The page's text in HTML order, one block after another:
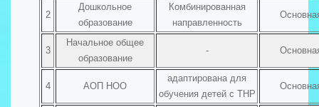
2
Дошкольное
образование
Комбинированная
направленность
3
Начальное общее
образование
-
4 АОП НОО
адаптирована для
обучения детей с ТНР